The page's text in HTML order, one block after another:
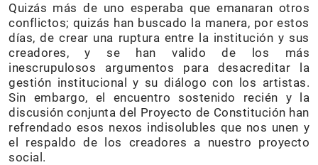
Quizás más de uno esperaba que emanaran otros
conflictos; quizás han buscado la manera, por estos
días, de crear una ruptura entre la institución y sus
creadores, y se han valido de los más
inescrupulosos argumentos para desacreditar la
gestión institucional y su diálogo con los artistas.
Sin embargo, el encuentro sostenido recién y la
discusión conjunta del Proyecto de Constitución han
refrendado esos nexos indisolubles que nos unen y
el respaldo de los creadores a nuestro proyecto
social.